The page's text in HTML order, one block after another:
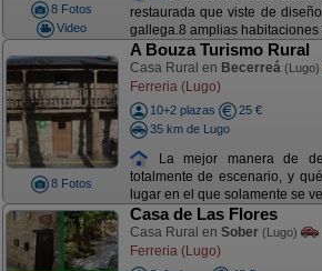
8 Fotos
Video
restaurada que viste de
gallega.8 amplias habitaciones
8 Fotos
A Bouza Turismo Rural
Casa Rural en Becerreá (Lugo)
Ferreria (Lugo)
10+2 plazas
25 €
35 km de Lugo
La mejor manera de
totalmente de escenario, y
lugar en el que solamente se
Casa de Las Flores
Casa Rural en Sober (Lugo)
Ferreria (Lugo)